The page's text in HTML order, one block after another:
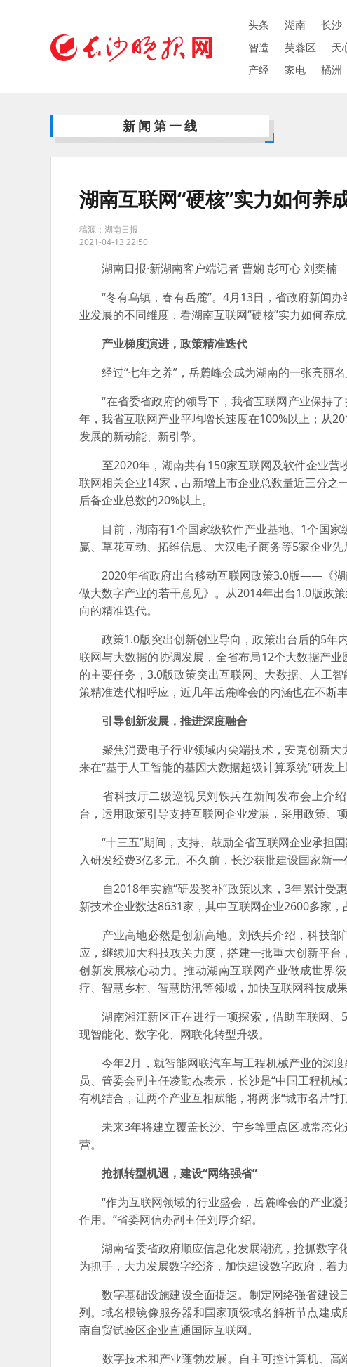
头条 湖南 长沙
智造
芙蓉区 天
产经
家电 橘洲
新闻第一线
湖南互联网“硬核”实力如何养
稿源：湖南日报
2021-04-13 22:50
湖南日报·新湖南客户端记者 曹娴 彭可心 刘奕楠
“冬有乌镇，春有岳麓”。4月13日，省政府新闻办
业发展的不同维度，看湖南互联网“硬核”实力如何养成
产业梯度演进，政策精准迭代
经过“七年之养”，岳麓峰会成为湖南的一张亮丽名
“在省委省政府的领导下，我省互联网产业保持了
年，我省互联网产业平均增长速度在100%以上；从
发展的新动能、新引擎。
至2020年，湖南共有150家互联网及软件企业营
联网相关企业14家，占新增上市企业总数量近三分
后备企业总数的20%以上。
目前，湖南有1个国家级软件产业基地、1个国家
赢、草花互动、拓维信息、大汉电子商务等5家企业先
2020年省政府出台移动互联网政策3.0版——《湖
做大数字产业的若干意见》。从2014年出台1.0版政
向的精准迭代。
政策1.0版突出创新创业导向，政策出台后的5年
联网与大数据的协调发展，全省布局12个大数据产
的主要任务，3.0版政策突出互联网、大数据、人工
策精准迭代相呼应，近几年岳麓峰会的内涵也在不断
引导创新发展，推进深度融合
聚焦消费电子行业领域内尖端技术，安克创新大
来在“基于人工智能的基因大数据超级计算系统”研发
省科技厅二级巡视员刘铁兵在新闻发布会上介绍
台，运用政策引导支持互联网企业发展，采用政策、
“十三五”期间，支持、鼓励全省互联网企业承担
入研发经费3亿多元。不久前，长沙获批建设国家新一
自2018年实施“研发奖补”政策以来，3年累计受
新技术企业数达8631家，其中互联网企业2600多家，
产业高地必然是创新高地。刘铁兵介绍，科技部
应，继续加大科技攻关力度，搭建一批重大创新平
创新发展核心动力。推动湖南互联网产业做成世界
疗、智慧乡村、智慧防汛等领域，加快互联网科技成果
湖南湘江新区正在进行一项探索，借助车联网、
现智能化、数字化、网联化转型升级。
今年2月，就智能网联汽车与工程机械产业的深度
员、管委会副主任凌勤杰表示，长沙是“中国工程机
有机结合，让两个产业互相赋能，将两张“城市名片”打
未来3年将建立覆盖长沙、宁乡等重点区域常态化
营。
抢抓转型机遇，建设“网络强省”
“作为互联网领域的行业盛会，岳麓峰会的产业凝
作用。”省委网信办副主任刘厚介绍。
湖南省委省政府顺应信息化发展潮流，抢抓数字化
为抓手，大力发展数字经济，加快建设数字政府，着
数字基础设施建设全面提速。制定网络强省建设
列。域名根镜像服务器和国家顶级域名解析节点建
南自贸试验区企业直通国际互联网。
数字技术和产业蓬勃发展。自主可控计算机、高